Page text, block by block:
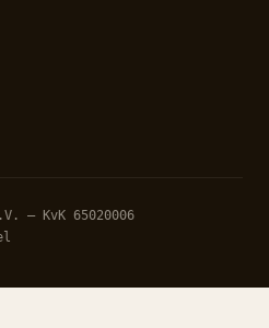
— KvK 65020006